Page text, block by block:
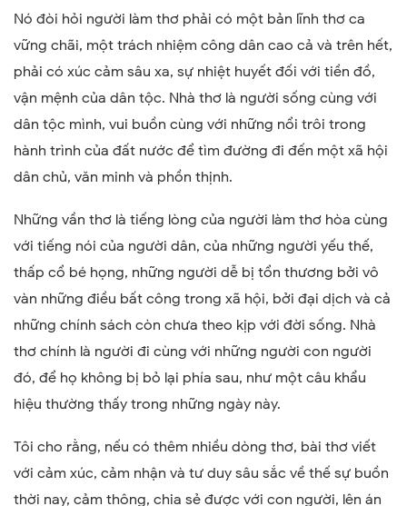
Nó đòi hỏi người làm thơ phải có một bản lĩnh thơ ca
vững chãi, một trách nhiệm công dân cao cả và trên hết,
phải có xúc cảm sâu xa, sự nhiệt huyết đối với tiền đồ,
vận mệnh của dân tộc. Nhà thơ là người sống cùng với
dân tộc mình, vui buồn cùng với những nổi trôi trong
hành trình của đất nước để tìm đường đi đến một xã hội
dân chủ, văn minh và phồn thịnh.
Những vần thơ là tiếng lòng của người làm thơ hòa cùng
với tiếng nói của người dân, của những người yếu thế,
thấp cổ bé họng, những người dễ bị tổn thương bởi vô
vàn những điều bất công trong xã hội, bởi đại dịch và cả
những chính sách còn chưa theo kịp với đời sống. Nhà
thơ chính là người đi cùng với những người con người
đó, để họ không bị bỏ lại phía sau, như một câu khẩu
hiệu thường thấy trong những ngày này.
Tôi cho rằng, nếu có thêm nhiều dòng thơ, bài thơ viết
với cảm xúc, cảm nhận và tư duy sâu sắc về thế sự buồn
thời nay, cảm thông, chia sẻ được với con người, lên án